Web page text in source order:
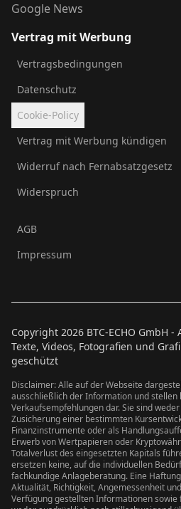
Google News
Vertrag mit Werbung
Vertragsbedingungen
Datenschutz
Cookie-Policy
Vertrag mit Werbung kündigen
Widerruf nach Fernabsatzgesetz
Widerspruch
AGB
Impressum
Copyright 2026 BTC-ECHO GmbH
Texte, Videos, Fotografien und
geschützt
Disclaimer: Alle auf der Webseite
ausschließlich der Information und stellen
Verkaufsempfehlungen dar. Sie sind
Zusicherung einer bestimmten
Finanzinstrumente oder als
Erwerb von Wertpapieren oder
Totalverlust des eingesetzten Kapitals
ersetzen keine, auf die individuellen
fachkundige Anlageberatung. Eine
Aktualität, Richtigkeit, Angemessenheit
Verfügung gestellten Informationen